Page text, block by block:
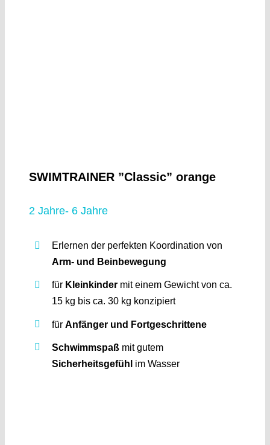
SWIMTRAINER ”Classic” orange
2 Jahre- 6 Jahre
Erlernen der perfekten Koordination von
Arm- und Beinbewegung
für Kleinkinder mit einem Gewicht von ca.
15 kg bis ca. 30 kg konzipiert
fürAnfänger und Fortgeschrittene
Schwimmspaß mit gutem
Sicherheitsgefühl im Wasser